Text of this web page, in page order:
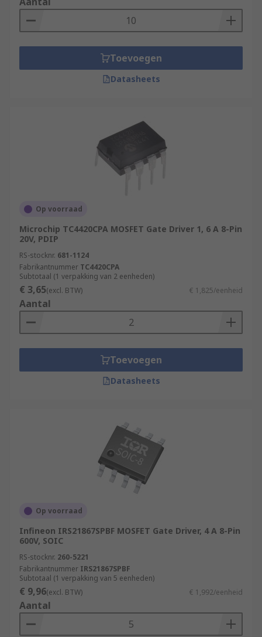
Toevoegen
Datasheets
Op voorraad
Microchip TC4420CPA MOSFET Gate Driver 1, 6 A 8-Pin
20V, PDIP
RS-stocknr. 681-1124
Fabrikantnummer TC4420CPA
Subtotaal (1 verpakking van 2 eenheden)
€ 3,65(excl. BTW) € 1,825/eenheid
Aantal
Toevoegen
Datasheets
Op voorraad
Infineon IRS21867SPBF MOSFET Gate Driver, 4 A 8-Pin
600V, SOIC
RS-stocknr. 260-5221
Fabrikantnummer IRS21867SPBF
Subtotaal (1 verpakking van 5 eenheden)
€ 9,96(excl. BTW) € 1,992/eenheid
Aantal